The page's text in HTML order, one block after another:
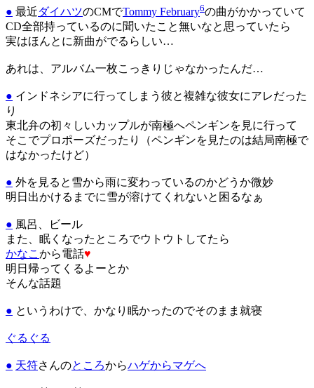
● 最近ダイハツのCMでTommy February6の曲がかかっていて
CD全部持っているのに聞いたこと無いなと思っていたら
実はほんとに新曲がでるらしい…
あれは、アルバム一枚こっきりじゃなかったんだ…
● インドネシアに行ってしまう彼と複雑な彼女にアレだった
り
東北弁の初々しいカップルが南極へペンギンを見に行って
そこでプロポーズだったり（ペンギンを見たのは結局南極で
はなかったけど）
● 外を見ると雪から雨に変わっているのかどうか微妙
明日出かけるまでに雪が溶けてくれないと困るなぁ
● 風呂、ビール
また、眠くなったところでウトウトしてたら
かなこ から電話♥
明日帰ってくるよーとか
そんな話題
● というわけで、かなり眠かったのでそのまま就寝
ぐるぐる
● 天符さんのところからハゲからマゲへ